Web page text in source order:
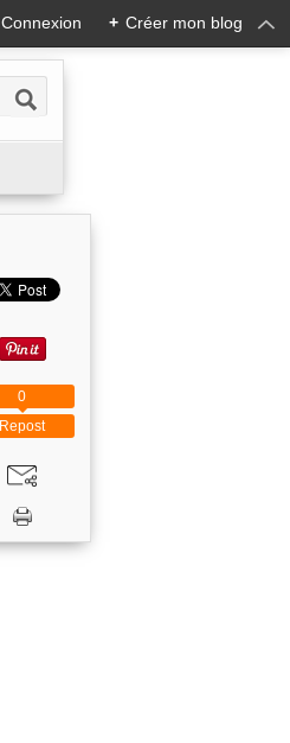
Connexion + Créer mon blog
Repost
0